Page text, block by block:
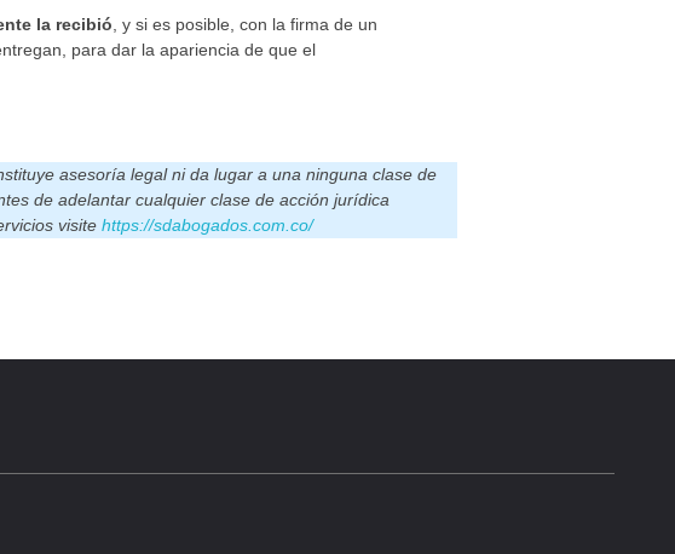
la recibió , y si es posible, con la firma de un
para dar la apariencia de que el
asesoría legal ni da lugar a una ninguna clase de
de adelantar cualquier clase de acción jurídica
visite https://sdabogados.com.co/